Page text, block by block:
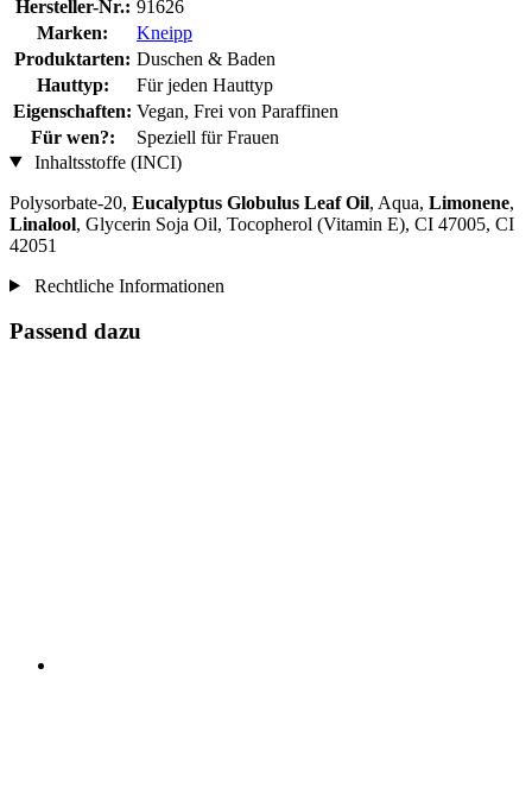
Hersteller-Nr.: 91626
Marken:
Kneipp
Produktarten: Duschen & Baden
Hauttyp:
Für jeden Hauttyp
Eigenschaften: Vegan, Frei von Paraffinen
Für wen?:
Speziell für Frauen
Inhaltsstoffe (INCI)
Polysorbate-20, Eucalyptus Globulus Leaf Oil, Aqua, Limonene,
Linalool, Glycerin Soja Oil, Tocopherol (Vitamin E), CI 47005, CI
42051
Rechtliche Informationen
Passend dazu